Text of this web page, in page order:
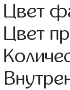
Цвет
Цвет